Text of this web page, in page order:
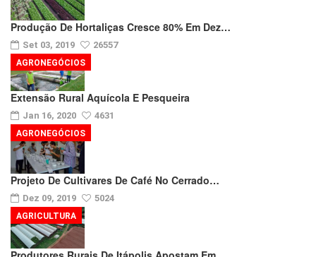
Produção De Hortaliças Cresce 80% Em Dez…
Set 03, 2019 26557
Extensão Rural Aquícola E Pesqueira
Jan 16, 2020 4631
AGRONEGÓCIOS
Projeto De Cultivares De Café No Cerrado…
Dez 09, 2019 5024
AGRONEGÓCIOS
AGRICULTURA